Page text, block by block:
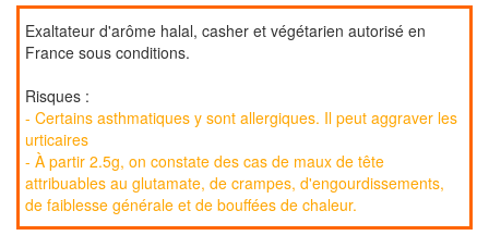
Exaltateur d'arôme halal, casher et végétarien autorisé en
France sous conditions.
Risques :
- Certains asthmatiques y sont allergiques. Il peut aggraver les
urticaires
- À partir 2.5g, on constate des cas de maux de tête
attribuables au glutamate, de crampes, d'engourdissements,
de faiblesse générale et de bouffées de chaleur.